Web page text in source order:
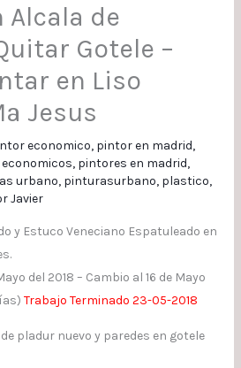
Alcala de
Gotele –
en Liso
Jesus
economico, pintor en madrid,
, pintores en madrid,
urbano, pinturasurbano, plastico,
Javier
y Estuco Veneciano Espatuleado en
del 2018 – Cambio al 16 de Mayo
Trabajo Terminado 23-05-2018
pladur nuevo y paredes en gotele